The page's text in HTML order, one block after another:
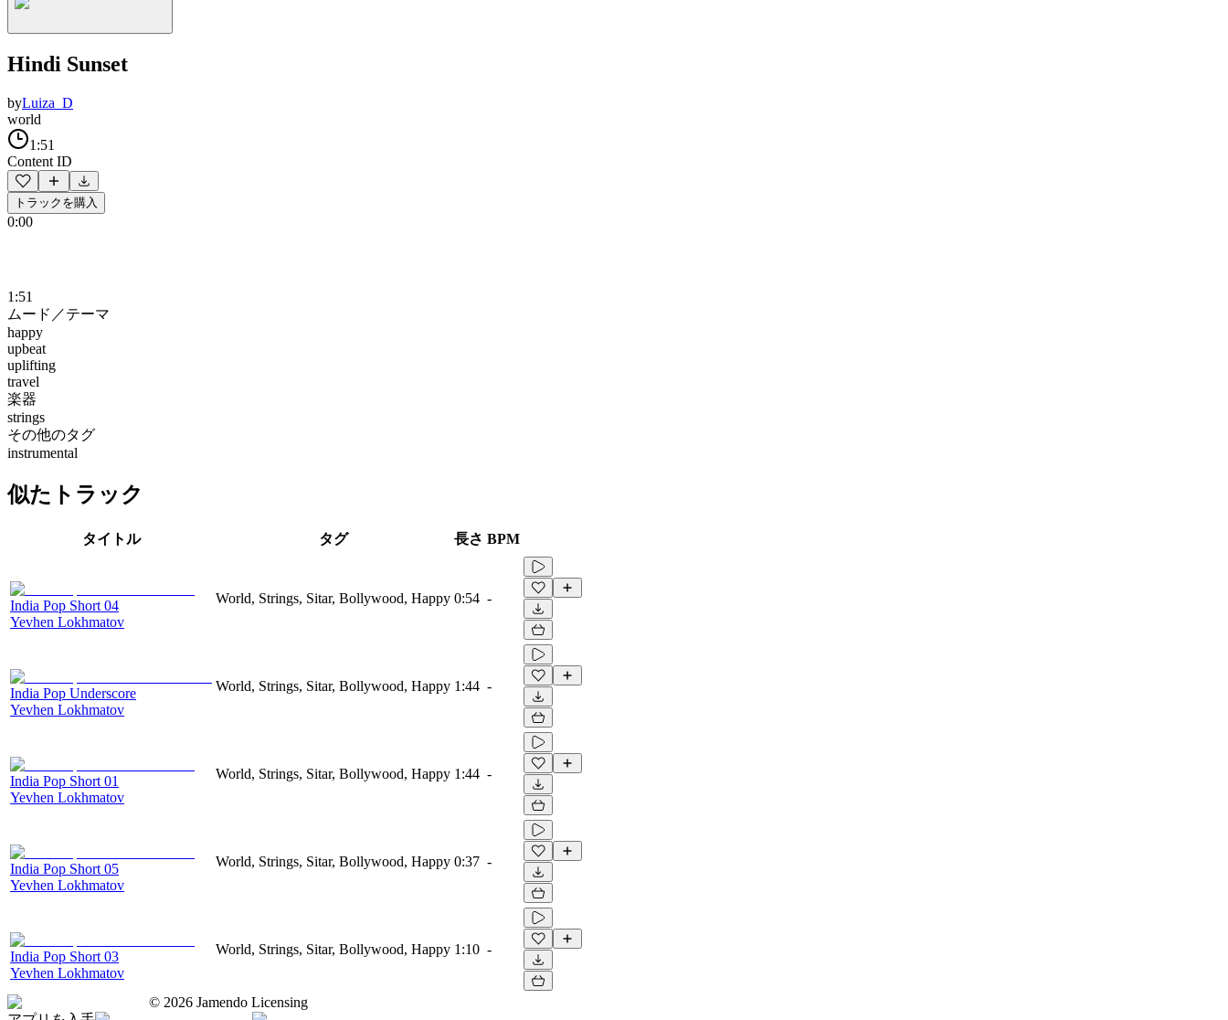
Hindi Sunset
byLuiza_D
world
1:51
Content ID
トラックを購入
0:00
1:51
ムード／テーマ
happy
upbeat
uplifting
travel
楽器
strings
その他のタグ
instrumental
似たトラック
タイトル タグ 長さ BPM
India Pop Short 04
Yevhen Lokhmatov
World, Strings, Sitar, Bollywood, Happy 0:54 -
India Pop Underscore
Yevhen Lokhmatov
World, Strings, Sitar, Bollywood, Happy 1:44 -
India Pop Short 01
Yevhen Lokhmatov
World, Strings, Sitar, Bollywood, Happy 1:44 -
India Pop Short 05
Yevhen Lokhmatov
World, Strings, Sitar, Bollywood, Happy 0:37 -
India Pop Short 03
Yevhen Lokhmatov
World, Strings, Sitar, Bollywood, Happy 1:10 -
© 2026 Jamendo Licensing